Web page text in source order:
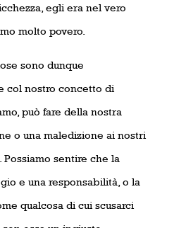
egli era nel vero
molto povero.
sono dunque
col nostro concetto di
può fare della nostra
o una maledizione ai nostri
sentire che la
e una responsabilità, o la
qualcosa di cui scusarci